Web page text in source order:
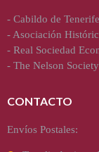
- Cabildo de Tenerife
- Asociación
- Real Sociedad
- The Nelson Society
CONTACTO
Envíos Postales: